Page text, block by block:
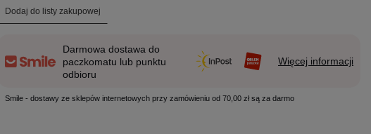
Dodaj do listy zakupowej
Darmowa dostawa do
paczkomatu lub punktu
odbioru
Więcej informacji
Smile - dostawy ze sklepów internetowych przy zamówieniu od 70,00 zł są za darmo